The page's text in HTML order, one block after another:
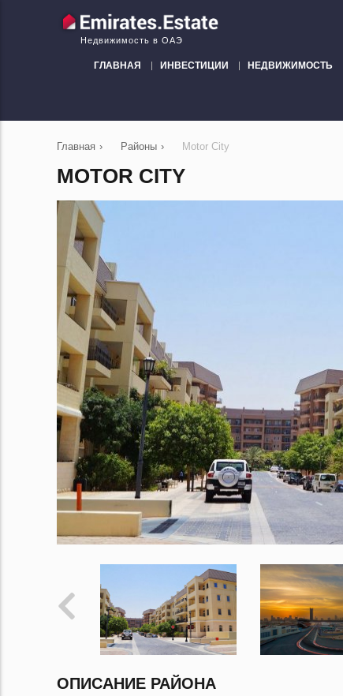
Недвижимость в ОАЭ
ГЛАВНАЯ ИНВЕСТИЦИИ НЕДВИЖИМОСТЬ
Главная › Районы › Motor City
MOTOR CITY
ОПИСАНИЕ РАЙОНА